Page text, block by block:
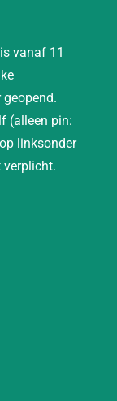
vanaf 11
(alleen pin:
linksonder
verplicht.